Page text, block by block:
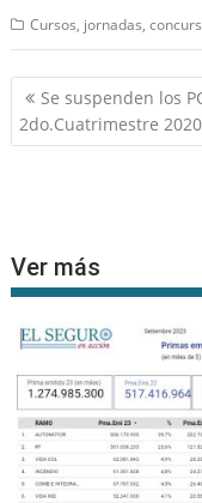
Cursos, jornadas,
Navegación
de
entradas
Se suspenden los
2do.Cuatrimestre
Ver más